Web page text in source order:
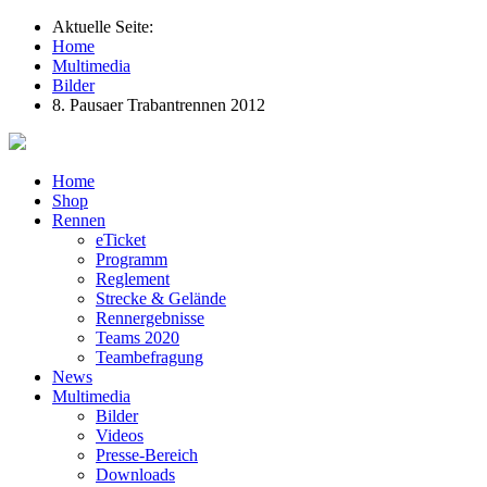
Aktuelle Seite:
Home
Multimedia
Bilder
8. Pausaer Trabantrennen 2012
Home
Shop
Rennen
eTicket
Programm
Reglement
Strecke & Gelände
Rennergebnisse
Teams 2020
Teambefragung
News
Multimedia
Bilder
Videos
Presse-Bereich
Downloads